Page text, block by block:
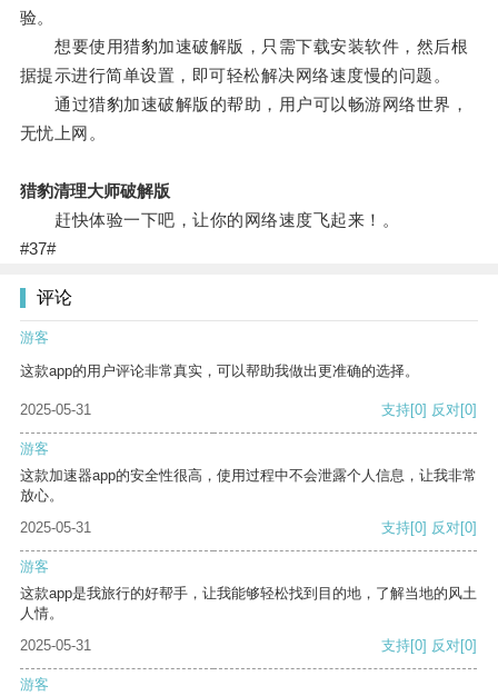
验。
想要使用猎豹加速破解版，只需下载安装软件，然后根
据提示进行简单设置，即可轻松解决网络速度慢的问题。
通过猎豹加速破解版的帮助，用户可以畅游网络世界，
无忧上网。
猎豹清理大师破解版
赶快体验一下吧，让你的网络速度飞起来！。
#37#
评论
游客
这款app的用户评论非常真实，可以帮助我做出更准确的选择。
2025-05-31 支持[0] 反对[0]
游客
这款加速器app的安全性很高，使用过程中不会泄露个人信息，让我非常
放心。
2025-05-31
支持[0] 反对[0]
游客
这款app是我旅行的好帮手，让我能够轻松找到目的地，了解当地的风土
人情。
2025-05-31
支持[0] 反对[0]
游客